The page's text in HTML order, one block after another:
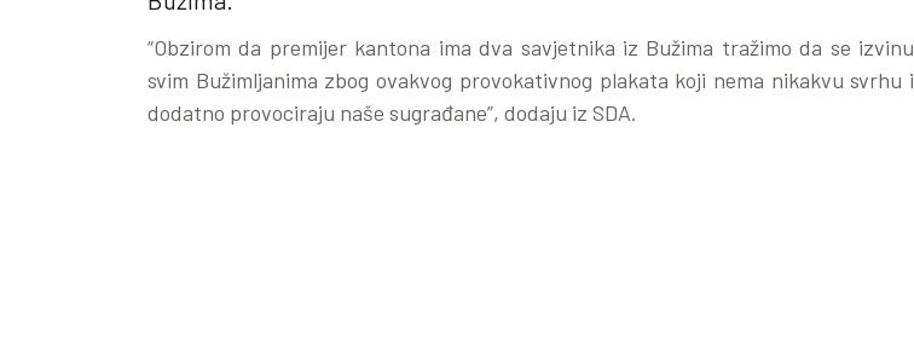
“Obzirom da premijer kantona ima dva savjetnika iz Bužima tražimo da se izvinu
svim Bužimljanima zbog ovakvog provokativnog plakata koji nema nikakvu svrhu i
dodatno provociraju naše sugrađane”, dodaju iz SDA.